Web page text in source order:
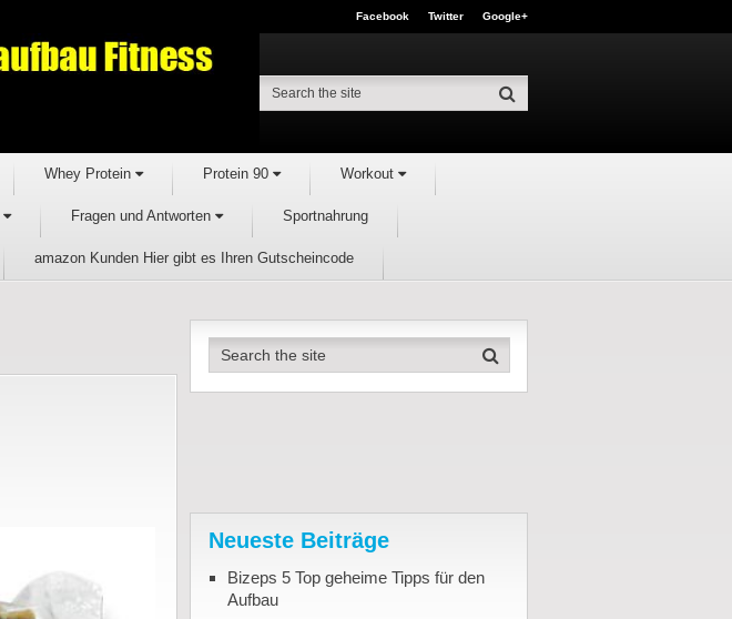
Facebook Twitter Google+
Whey Protein Protein 90 Workout
Fragen und Antworten Sportnahrung
amazon Kunden Hier gibt es Ihren Gutscheincode
Neueste Beiträge
Bizeps 5 Top geheime Tipps für den
Aufbau